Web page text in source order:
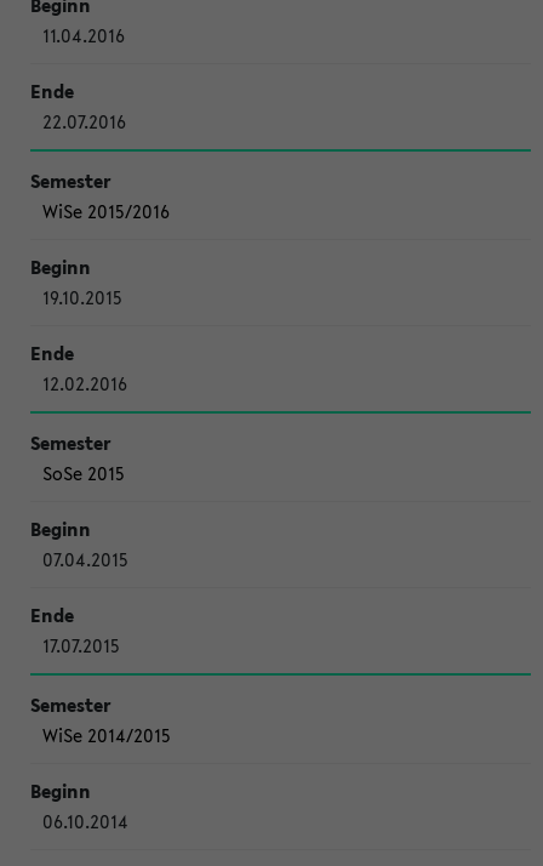
11.04.2016
22.07.2016
WiSe 2015/2016
19.10.2015
12.02.2016
SoSe 2015
07.04.2015
17.07.2015
WiSe 2014/2015
06.10.2014